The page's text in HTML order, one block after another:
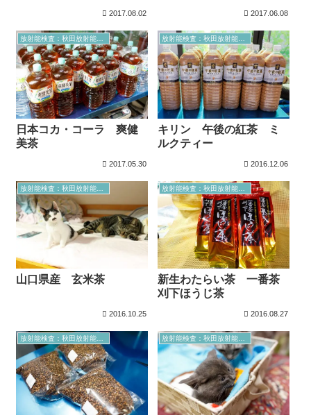
2017.08.02 2017.06.08
日本コカ・コーラ 爽健
美茶
2017.05.30
キリン 午後の紅茶 ミ
ルクティー
2016.12.06
山口県産 玄米茶
2016.10.25
新生わたらい茶 一番茶
刈下ほうじ茶
2016.08.27
放射能検査：秋田放射能測定室より 放射能検査：秋田放射能測定室より